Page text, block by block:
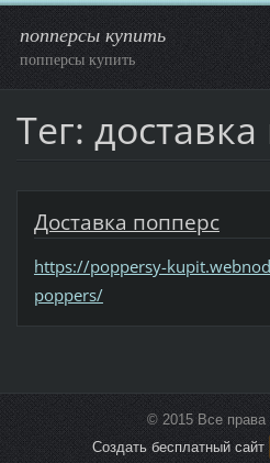
попперсы купить
попперсы купить
Тег:
Доставка попперс
https://poppersy-
poppers/
© 2015 Все
Создать бесплатный сайт